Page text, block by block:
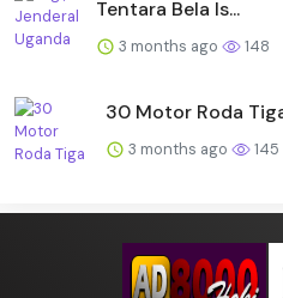
Tentara Bela Is...
3 months ago 148
30 Motor Roda
3 months ago 145